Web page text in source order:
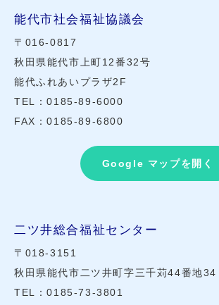
能代市社会福祉協議会
〒016-0817
秋田県能代市上町12番32号
能代ふれあいプラザ2F
TEL：0185-89-6000
FAX：0185-89-6800
Google マップを開く
二ツ井総合福祉センター
〒018-3151
秋田県能代市二ツ井町字三千苅44番地34
TEL：0185-73-3801